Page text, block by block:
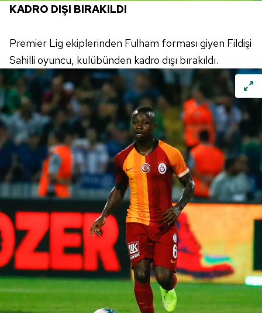
KADRO DIŞI BIRAKILDI
Premier Lig ekiplerinden Fulham forması giyen Fildişi
Sahilli oyuncu, kulübünden kadro dışı bırakıldı.